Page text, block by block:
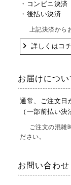
・コンビニ決済
・後払い決済
上記決済から
詳しくはコ
お届けについ
通常、ご注文日
（一部前払い決
ご注文の混雑
ださい。
お問い合わせ